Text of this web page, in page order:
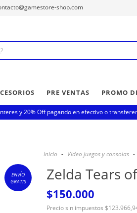
shop.com
PRE VENTAS PROMO
y 20% Off pagando en efectivo o
Inicio - Video juegos y consolas -
ENVÍO
GRATIS
Zelda Tears
$150.000
Precio sin impuestos